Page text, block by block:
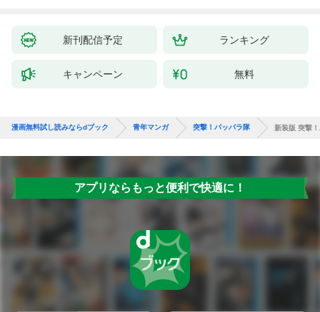
新刊配信予定 ランキング
キャンペーン 無料
漫画無料試し読みならdブック 青年マンガ 突撃！パッパラ隊 新装版 突撃
アプリならもっと便利で快適に！